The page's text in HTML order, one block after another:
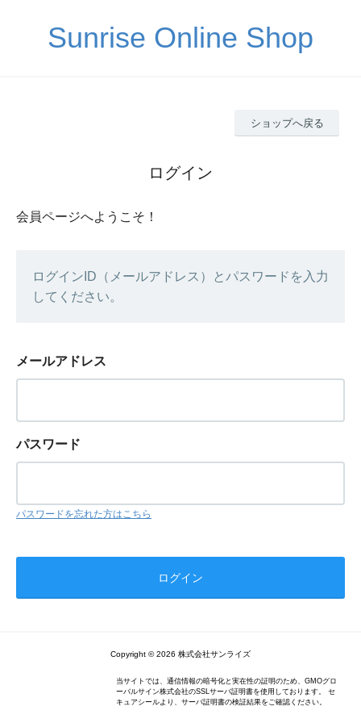
Sunrise Online Shop
ショップへ戻る
ログイン
会員ページへようこそ！
ログインID（メールアドレス）とパスワードを入力
してください。
メールアドレス
パスワード
パスワードを忘れた方はこちら
Copyright © 2026 株式会社サンライズ
当サイトでは、通信情報の暗号化と実在性の証明のため、GMOグロ
ーバルサイン株式会社のSSLサーバ証明書を使用しております。 セ
キュアシールより、サーバ証明書の検証結果をご確認ください。